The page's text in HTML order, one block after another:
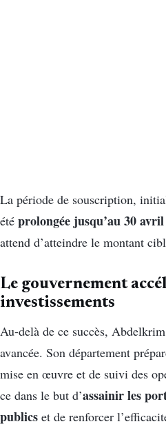
La période de souscription,
été prolongée jusqu’au 30
attend d’atteindre le montant
Le gouvernement
investissements
Au-delà de ce succès,
avancée. Son département
mise en œuvre et de suivi des
ce dans le but d’assainir les
publics et de renforcer